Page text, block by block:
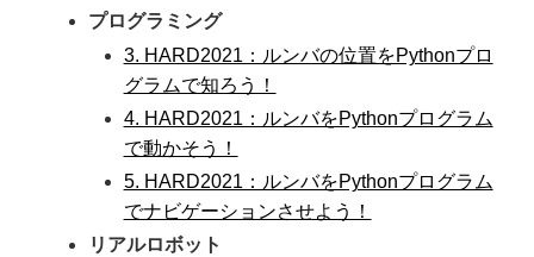
プログラミング
3. HARD2021：ルンバの位置をPythonプロ
グラムで知ろう！
4. HARD2021：ルンバをPythonプログラム
で動かそう！
5. HARD2021：ルンバをPythonプログラム
でナビゲーションさせよう！
リアルロボット